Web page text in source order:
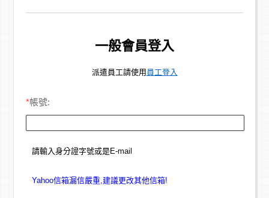
一般會員登入
派遣員工請使用 員工登入
*帳號:
請輸入身分證字號或是E-mail
Yahoo信箱漏信嚴重,建議更改其他信箱!